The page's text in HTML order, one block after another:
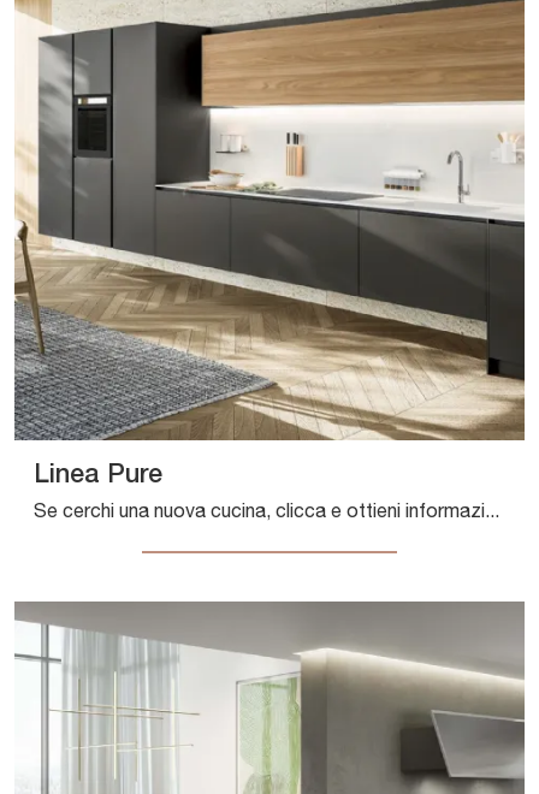
Linea Pure
Se cerchi una nuova cucina, clicca e ottieni informazioni sul modello Linea Pure Composit.